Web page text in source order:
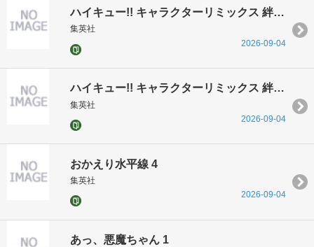
ハイキュー!! キャラクターリミックス 絆 日向と影山 下巻
集英社
2026-09-04
ハイキュー!! キャラクターリミックス 絆 日向と影山 上巻
集英社
2026-09-04
おかえり水平線 4
集英社
2026-09-04
あっ、悪魔ちゃん 1